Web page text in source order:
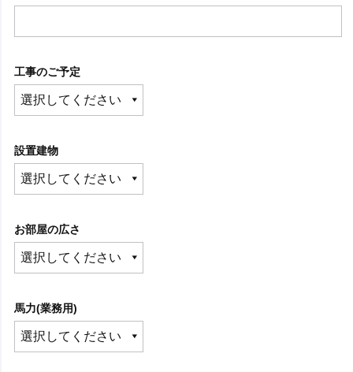
工事のご予定
設置建物
お部屋の広さ
馬力(業務用)